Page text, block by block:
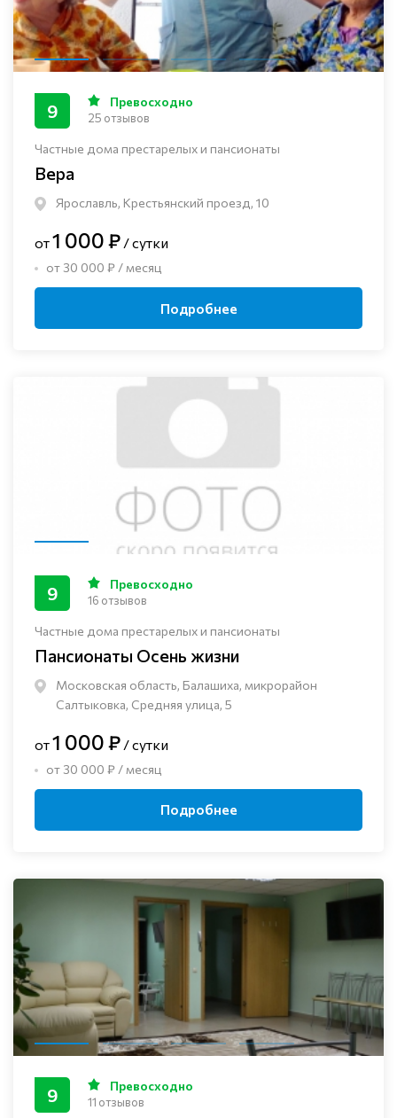
Частные дома престарелых и пансионаты
Вера
Ярославль, Крестьянский проезд, 10
9 Превосходно
25 отзывов
от1 000 ₽ / сутки
от 30 000 ₽ / месяц
Подробнее
Частные дома престарелых и пансионаты
Пансионаты Осень жизни
Московская область, Балашиха, микрорайон
Салтыковка, Средняя улица, 5
9 Превосходно
16 отзывов
от1 000 ₽ / сутки
от 30 000 ₽ / месяц
Подробнее
9 Превосходно
11 отзывов